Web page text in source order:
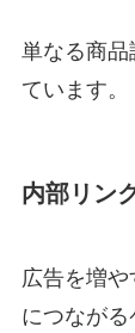
単なる商
ています。
内部リン
広告を増
につながる